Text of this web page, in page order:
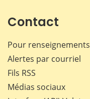
Contact
Pour renseignements
Alertes par courriel
Fils RSS
Médias sociaux